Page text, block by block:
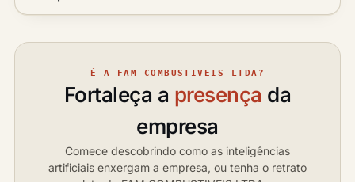
É A FAM COMBUSTIVEIS LTDA?
Fortaleça a presença da
empresa
Comece descobrindo como as inteligências
artificiais enxergam a empresa, ou tenha o retrato